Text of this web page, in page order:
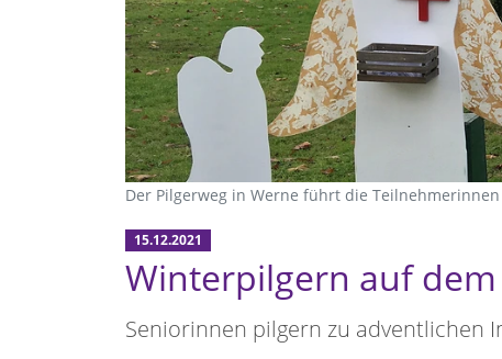
Der Pilgerweg in Werne führt die
15.12.2021
Winterpilgern auf dem
Seniorinnen pilgern zu adventlichen